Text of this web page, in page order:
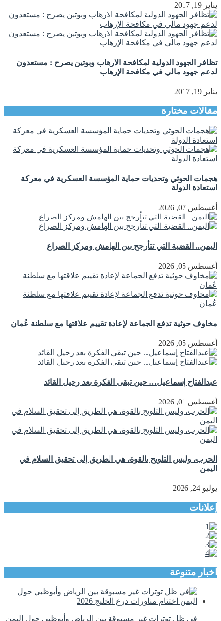
يناير 19, 2017
تظافر الجهود الدولية لمكافحة الارهاب وبوتين يصرح : مستعدون
لدعم جهود مالي في مكافحة الإرهاب
يناير 19, 2017
مقالات مختارة
هجمات الحوثي وتحديات حماية المؤسسة العسكرية في معركة
استعادة الدولة
أغسطس 07, 2026
اليمن.. القضية التي تتأرجح بين الهامش ومركز الصراع
أغسطس 05, 2026
مخاوف حوثية تدفع الجماعة لإعادة تقييم علاقتها مع سلطنة عُمان
أغسطس 05, 2026
عبدالفتاح إسماعيل… حين تبقى الفكرة بعد رحيل القائد
أغسطس 01, 2026
الحرب، وليس التلويح بالقوة، هي الطريق إلى تحقيق السلام في
اليمن
يوليو 24, 2026
إعلانات
اخبار متنوعة
في ظل توترات غير مسبوقة بين الرياض وأبوظبي حول اليمن